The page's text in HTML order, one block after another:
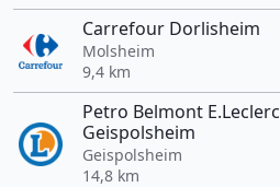
Carrefour Dorlisheim
Molsheim
9,4 km
Petro Belmont E.Leclerc
Geispolsheim
Geispolsheim
14,8 km